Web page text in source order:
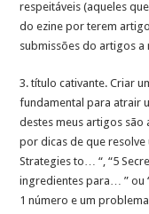
respeitáveis (aqueles
do ezine por terem
submissões do artigos a
3. título cativante. Criar
fundamental para atrair
destes meus artigos são
por dicas de que
Strategies to… “, “5
ingredientes para… ” ou
1 número e um